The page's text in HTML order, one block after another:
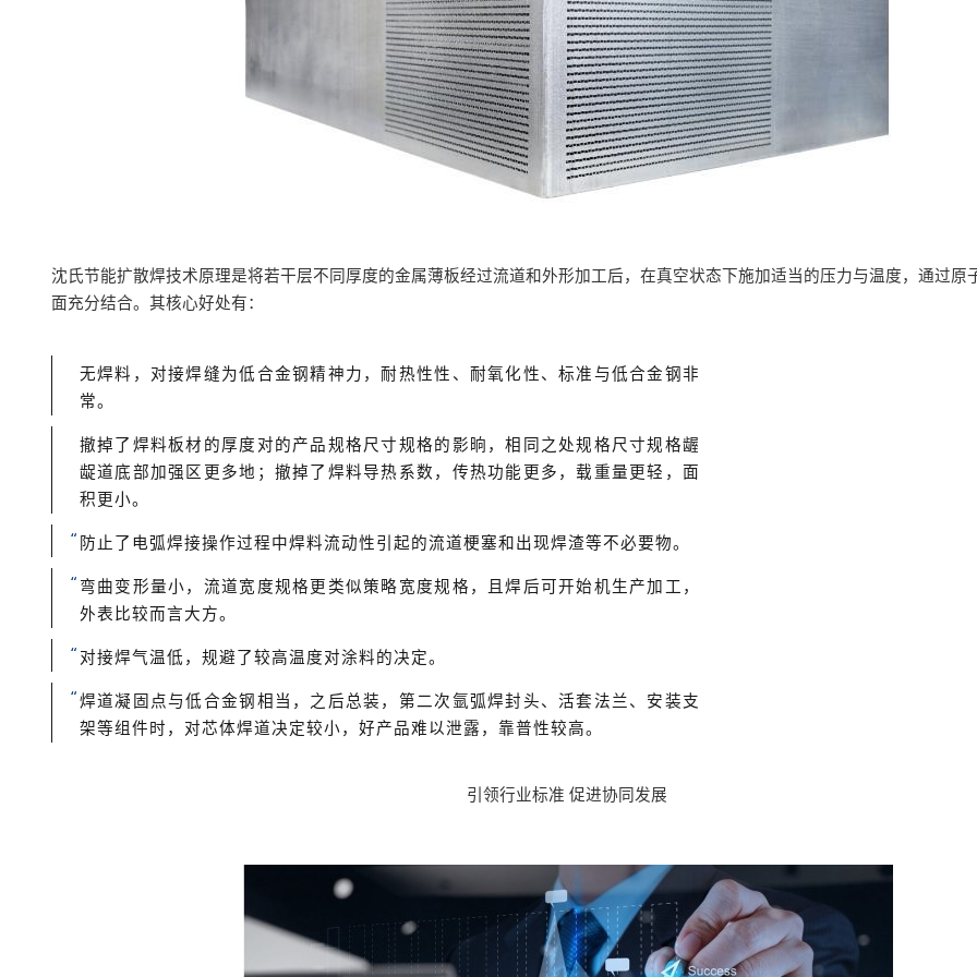
沈氏节能扩散焊技术原理是将若干层不同厚度的金属薄板经过流道和外形加工后，在真空状态下施加适当的压力与温度，通过原
面充分结合。 其核心好处有：
无焊料，对接焊缝为低合金钢精神力，耐热性性、耐氧化性、标准与低合金钢非
常。
撤掉了焊料板材的厚度对的产品规格尺寸规格的影晌，相同之处规格尺寸规格龌
龊道底部加强区更多地；撤掉了焊料导热系数，传热功能更多，载重量更轻，面
积更小。
“ 防止了电弧焊接操作过程中焊料流动性引起的流道梗塞和出现焊渣等不必要物。
“ 弯曲变形量小，流道宽度规格更类似策略宽度规格，且焊后可开始机生产加工，
外表比较而言大方。
“ 对接焊气温低，规避了较高温度对涂料的决定。
“焊道凝固点与低合金钢相当，之后总装，第二次氩弧焊封头、活套法兰、安装支
架等组件时，对芯体焊道决定较小，好产品难以泄露，靠普性较高。
引领行业标准 促进协同发展